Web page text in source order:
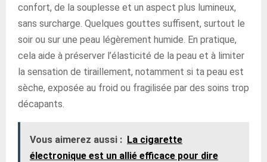
confort, de la souplesse et un aspect plus lumineux,
sans surcharge. Quelques gouttes suffisent, surtout le
soir ou sur une peau légèrement humide. En pratique,
cela aide à préserver l’élasticité de la peau et à limiter
la sensation de tiraillement, notamment si ta peau est
sèche, exposée au froid ou fragilisée par des soins trop
décapants.
Vous aimerez aussi : La cigarette
électronique est un allié efficace pour dire